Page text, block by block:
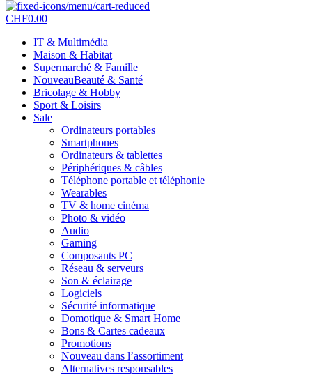
CHF0.00
IT & Multimédia
Maison & Habitat
Supermarché & Famille
NouveauBeauté & Santé
Bricolage & Hobby
Sport & Loisirs
Sale
Ordinateurs portables
Smartphones
Ordinateurs & tablettes
Périphériques & câbles
Téléphone portable et téléphonie
Wearables
TV & home cinéma
Photo & vidéo
Audio
Gaming
Composants PC
Réseau & serveurs
Son & éclairage
Logiciels
Sécurité informatique
Domotique & Smart Home
Bons & Cartes cadeaux
Promotions
Nouveau dans l’assortiment
Alternatives responsables